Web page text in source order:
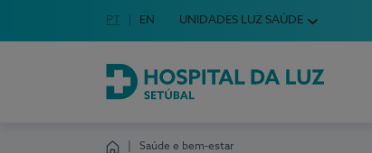
Escolha o seu idioma
Idioma em Português
PT English Language
EN UNIDADES LUZ SAÚDE
Hospital da Luz Setúbal
Saúde e bem-estar